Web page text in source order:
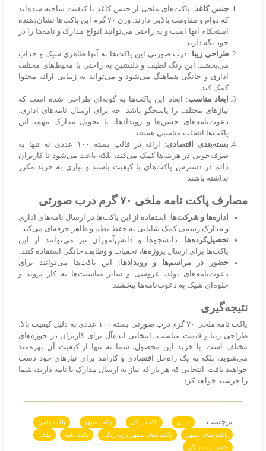
جنس کاغذ: پاکت‌های ملخی از جنس کاغذ با کیفیت ساخته شده‌اند
که دوام و مقاومت بالایی دارند. وزن ۷۰ گرم این پاکت‌ها نشان‌دهنده
استحکام آنها است و به راحتی می‌توانند انواع مدارک و نامه‌ها را در
خود نگه دارند.
طراحی زیبا: درب صورتی این پاکت‌ها به آنها ظاهری شیک و جذاب
می‌بخشد. این رنگ لطیف و دلنشین به راحتی با محیط‌های مختلف
اداری و خانگی هماهنگ می‌شود و می‌تواند به زیبایی ارائه محتوا
کمک کند.
ابعاد مناسب: ابعاد این پاکت‌ها به گونه‌ای طراحی شده است که
نیازهای مختلف را پاسخگو باشد. چه برای ارسال نامه‌های اداری،
دعوت‌نامه‌های جشن‌ها و رویدادها، یا تحویل مدارک مهم، این
پاکت‌ها انتخاب مناسبی هستند.
بسته‌بندی اقتصادی
: ارائه در قالب بسته ۱۰۰ عددی نه تنها به
صرفه‌جویی در هزینه‌ها کمک می‌کند، بلکه باعث می‌شود تا کاربران
دائم در دسترس پاکت‌های با کیفیت باشند و نیازی به خرید مکرر
نداشته باشند.
مصارف پاکت نامه ملخی ۷۰ گرم درب صورتی
اداره‌ها و شرکت‌ها: استفاده از این پاکت‌ها در ارسال نامه‌های اداری
و مدارک رسمی کمک شایانی به حفظ نظم و ظاهر حرفه‌ای می‌کند.
تحصیل‌کرده‌ها: دانشجوها و دانش‌آموزان نیز می‌توانند از این
پاکت‌ها برای ارسال پروژه‌ها، تحقیات و وظایف خانگی استفاده کنند.
حضور در مراسم‌ها و رویدادها: این پاکت‌ها می‌توانند برای
دعوت‌نامه‌های تولد، عروسی و سایر مناسبت‌ها به کار بروند و
جلوه‌ای شیک به دعوت‌نامه‌ها ببخشند.
نتیجه‌گیری
پاکت نامه ملخی ۷۰ گرم درب صورتی بسته ۱۰۰ عددی به دلیل کیفیت بالا،
طراحی زیبا و قیمت مناسب، انتخابی ایده‌آل برای کاربران در حوزه‌های
مختلف است. با خرید این محصول، شما نه تنها از کیفیت آن بهره‌مند
می‌شوید، بلکه به یک راه‌حل اقتصادی و کارآمد برای نیازهای خود دست
خواهید یافت. انتخابی که هر بار که نیاز به ارسال مدارک یا نامه دارید، شما
را خرسند خواهد کرد.
برچسب: اداری پاکت رنگی پاکت سپهر
پاکت ملخی
پاکت ملخی سپهر
پاکت ملخی سپهر درب رنگی پاکت نامه
ملخی
ملخی درب رنگی